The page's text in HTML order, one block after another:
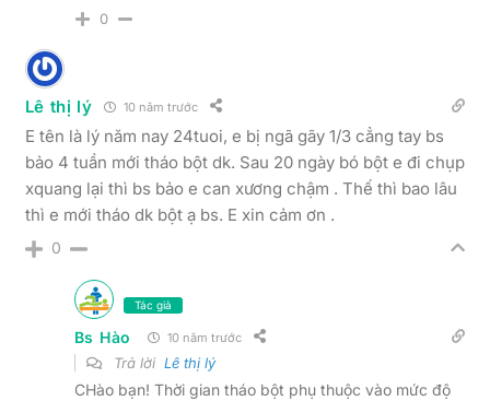
0
Lê thị lý 10 năm trước
E tên là lý năm nay 24tuoi, e bị ngã gãy 1/3 cẳng tay bs
bảo 4 tuần mới tháo bột dk. Sau 20 ngày bó bột e đi chụp
xquang lại thì bs bảo e can xương chậm . Thế thì bao lâu
thì e mới tháo dk bột ạ bs. E xin cảm ơn .
0
Tác giả
Bs Hào 10 năm trước
Trả lời Lê thị lý
CHào bạn! Thời gian tháo bột phụ thuộc vào mức độ